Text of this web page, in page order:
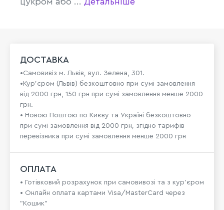
ДОСТАВКА
•Самовивіз м. Львів, вул. Зелена, 301.
•Кур'єром (Львів) безкоштовно при сумі замовлення
від 2000 грн, 150 грн при сумі замовлення менше 2000
грн.
• Новою Поштою по Києву та Україні безкоштовно
при сумі замовлення від 2000 грн, згідно тарифів
перевізника при сумі замовлення менше 2000 грн
ОПЛАТА
• Готівковий розрахунок при самовивозі та з кур’єром
• Онлайн оплата картами Visa/MasterCard через
"Кошик"